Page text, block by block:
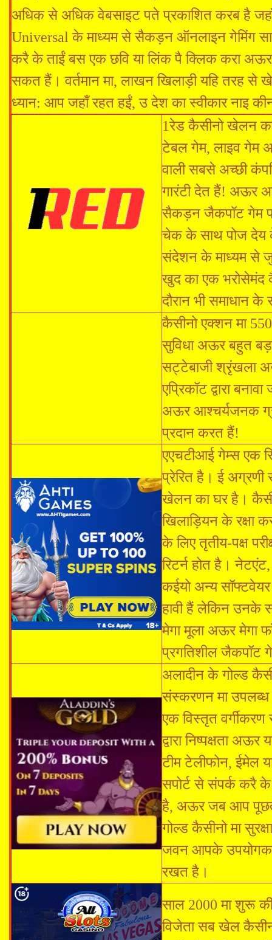
अधिक से अधिक वेबसाइट पते प्रकाशित करब है
Universal के माध्यम से सैकड़न ऑनलाइन गेमिंग
करै के ताईं बस एक छवि या लिंक पै क्लिक करा
सकत हैं। वर्तमान मा, लाखन खिलाड़ी यहि तरह
ध्यान: आप जहाँ रहत हईं, उ देश का स्वीकार नाइ
1रेड कैसीनो खेलन
टेबल गेम, लाइव गेम
वाली सबसे अच्छी
गारंटी देत ​​हैं! अऊर
सैकड़न जैकपॉट गेम
चेक के साथ पोज देय
संदेशन के माध्यम से
खुद का एक भरोसेमंद
दौरान भी समाधान
कैसीनो एक्शन मा
सुविधा अऊर बहुत
सट्टेबाजी श्रृंखला
एप्रिकॉट द्वारा
अऊर आश्चर्यजनक
प्रदान करत हैं!
एएचटीआई गेम्स एक
प्रेरित है। ई अग्रणी
खेलन का घर है।
खिलाड़ियन के रक्षा
के लिए तृतीय-पक्ष
रिटर्न होत है।
कईयो अन्य
हावी हैं लेकिन उनके
मेगा मूला अऊर मेगा
प्रगतिशील जैकपॉट
अलादीन के गोल्ड
संस्करणन मा उपलब्ध
एक विस्तृत
द्वारा निष्पक्षता
टीम टेलीफोन, ईमेल
सपोर्ट से संपर्क करै
है, अऊर जब आप पूछत
गोल्ड कैसीनो मा
जवन आपके
रखत है।
साल 2000 मा शुरू
विजेता सब खेल